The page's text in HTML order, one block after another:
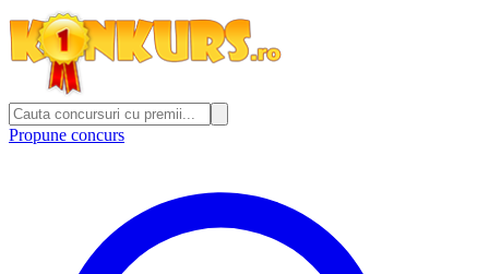
Propune concurs